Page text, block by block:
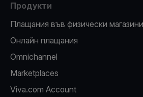
Продукти
Плащания във физически магазини
Oнлайн плащания
Omnichannel
Marketplaces
Viva.com Account